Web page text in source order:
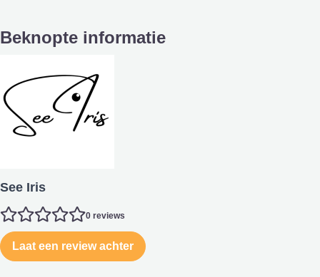
Beknopte informatie
See Iris
0 reviews
Laat een review achter